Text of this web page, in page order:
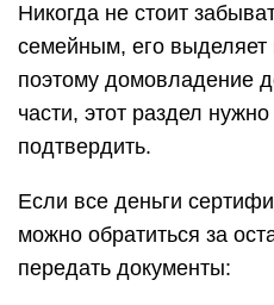
Никогда не стоит
семейным, его выделяет
поэтому домовладение
части, этот раздел
подтвердить.
Если все деньги
можно обратиться за
передать документы: